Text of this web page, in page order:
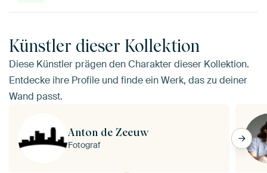
Künstler dieser Kollektion
Diese Künstler prägen den Charakter dieser Kollektion.
Entdecke ihre Profile und finde ein Werk, das zu deiner
Wand passt.
Anton de Zeeuw
Fotograf